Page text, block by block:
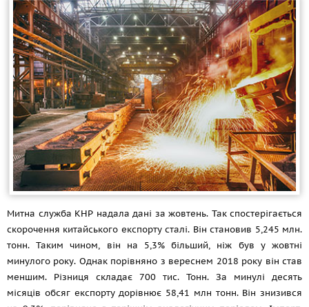
Митна служба КНР надала дані за жовтень. Так спостерігається
скорочення китайського експорту сталі. Він становив 5,245 млн.
тонн. Таким чином, він на 5,3% більший, ніж був у жовтні
минулого року. Однак порівняно з вереснем 2018 року він став
меншим. Різниця складає 700 тис. Тонн. За минулі десять
місяців обсяг експорту дорівнює 58,41 млн тонн. Він знизився